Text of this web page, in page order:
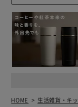
HOME 生活雑貨・キ